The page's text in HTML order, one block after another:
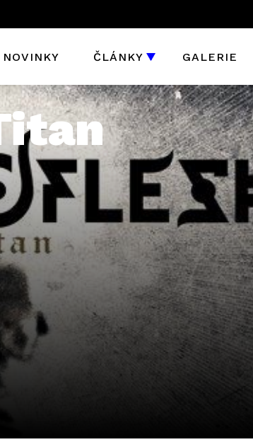
NOVINKY ČLÁNKY GALERIE